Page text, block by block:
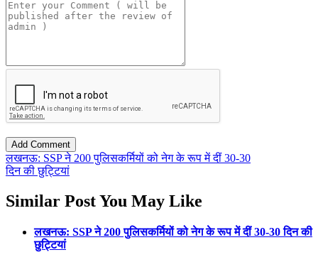
लखनऊ: SSP ने 200 पुलिसकर्मियों को नेग के रूप में दीं 30-30
दिन की छुट्टियां
Similar Post You May Like
लखनऊ: SSP ने 200 पुलिसकर्मियों को नेग के रूप में दीं 30-30 दिन की
छुट्टियां